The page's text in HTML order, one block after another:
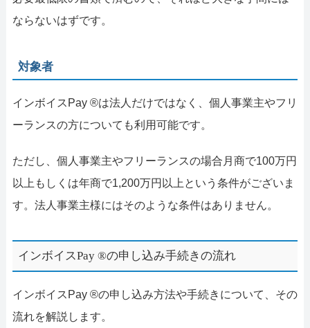
ならないはずです。
対象者
インボイスPay ®は法人だけではなく、個人事業主やフリ
ーランスの方についても利用可能です。
ただし、個人事業主やフリーランスの場合月商で100万円
以上もしくは年商で1,200万円以上という条件がございま
す。法人事業主様にはそのような条件はありません。
インボイスPay ®の申し込み手続きの流れ
インボイスPay ®の申し込み方法や手続きについて、その
流れを解説します。